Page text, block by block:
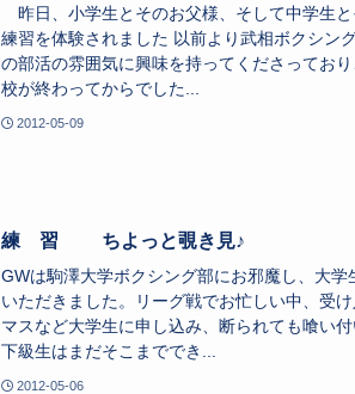
昨日、小学生とそのお父様、そして中学生
練習を体験されました 以前より武相ボクシン
の部活の雰囲気に興味を持ってくださってお
校が終わってからでした...
2012-05-09
練 習 ちよっと覗き見♪
GWは駒澤大学ボクシング部にお邪魔し、大
いただきました。リーグ戦でお忙しい中、受
マスなど大学生に申し込み、断られても喰い
下級生はまだそこまででき...
2012-05-06